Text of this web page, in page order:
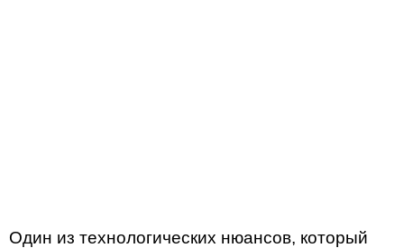
Один из технологических нюансов, который